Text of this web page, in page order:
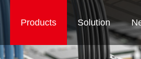
Products Solution